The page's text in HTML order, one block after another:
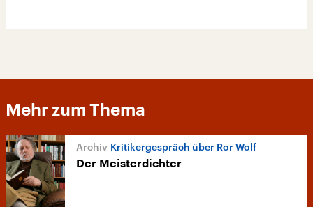
Mehr zum Thema
Kritikergespräch über Ror Wolf
Der Meisterdichter